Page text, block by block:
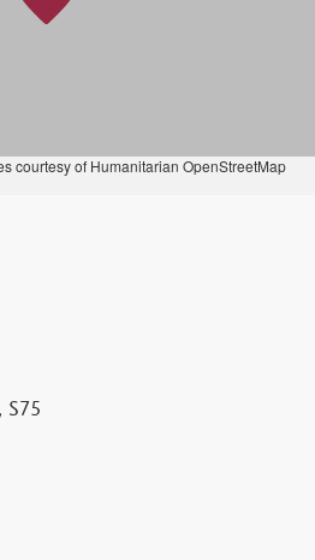
courtesy of Humanitarian OpenStreetMap
S75